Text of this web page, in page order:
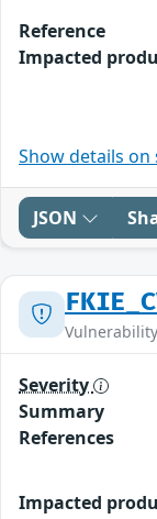
Reference
Impacted
Show details
JSON
Severity
Summary
References
Impacted